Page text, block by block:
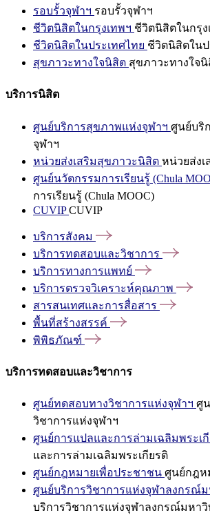
รอบรั้วจุฬาฯ รอบรั้วจุฬาฯ
ชีวิตนิสิตในกรุงเทพฯ ชีวิตนิสิตในกรุง
ชีวิตนิสิตในประเทศไทย ชีวิตนิสิตในป
สุขภาวะทางใจนิสิต สุขภาวะทางใจ
บริการนิสิต
ศูนย์บริการสุขภาพแห่งจุฬาฯ ศูนย์บริ
จุฬาฯ
หน่วยส่งเสริมสุขภาวะนิสิต หน่วยส่ง
ศูนย์นวัตกรรมการเรียนรู้ (Chula
การเรียนรู้ (Chula MOOC)
CUVIPCUVIP
บริการสังคม
บริการทดสอบและวิชาการ
บริการทางการแพทย์
บริการตรวจวิเคราะห์คุณภาพ
สารสนเทศและการสื่อสาร
พื้นที่สร้างสรรค์
พิพิธภัณฑ์
บริการทดสอบและวิชาการ
ศูนย์ทดสอบทางวิชาการแห่งจุฬาฯ ศู
วิชาการแห่งจุฬาฯ
ศูนย์การแปลและการล่ามเฉลิมพระเ
และการล่ามเฉลิมพระเกียรติ
ศูนย์กฎหมายเพื่อประชาชน ศูนย์กฎห
ศูนย์บริการวิชาการแห่งจุฬาลงกรณ์
บริการวิชาการแห่งจุฬาลงกรณ์มหาวิ